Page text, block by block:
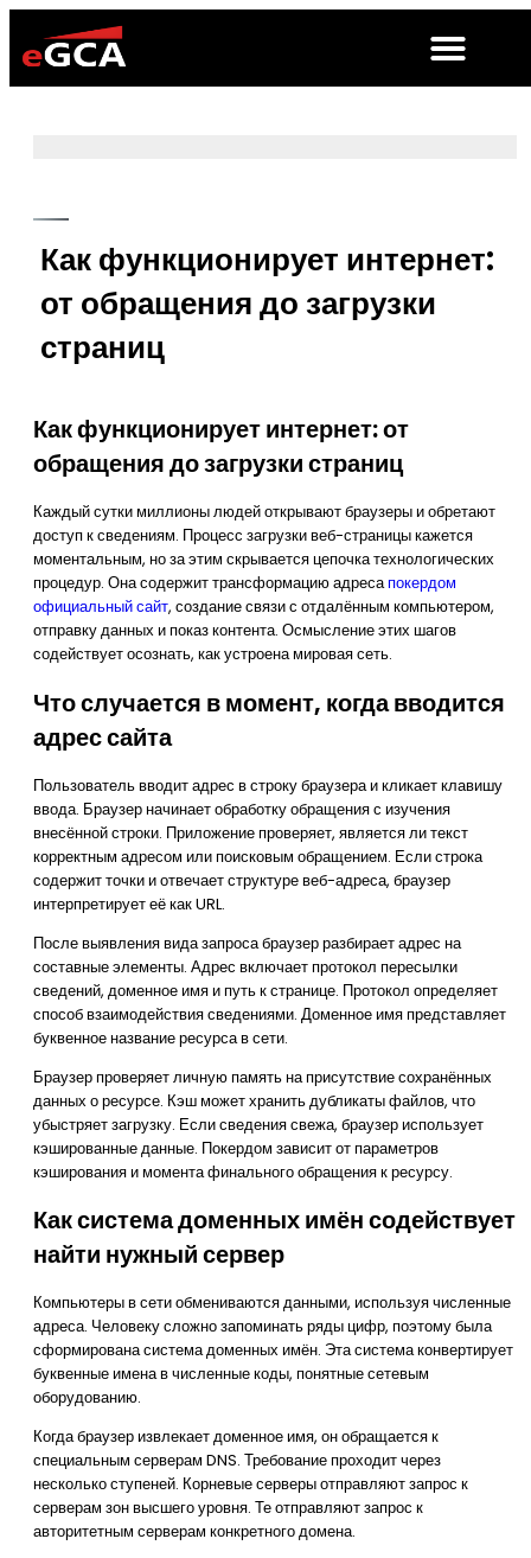
Как функционирует интернет:
от обращения до загрузки
страниц
Как функционирует интернет: от
обращения до загрузки страниц
Каждый сутки миллионы людей открывают браузеры и обретают
доступ к сведениям. Процесс загрузки веб-страницы кажется
моментальным, но за этим скрывается цепочка технологических
процедур. Она содержит трансформацию адресапокердом
официальный сайт, создание связи с отдалённым компьютером,
отправку данных и показ контента. Осмысление этих шагов
содействует осознать, как устроена мировая сеть.
Что случается в момент, когда вводится
адрес сайта
Пользователь вводит адрес в строку браузера и кликает клавишу
ввода. Браузер начинает обработку обращения с изучения
внесённой строки. Приложение проверяет, является ли текст
корректным адресом или поисковым обращением. Если строка
содержит точки и отвечает структуре веб-адреса, браузер
интерпретирует её как URL.
После выявления вида запроса браузер разбирает адрес на
составные элементы. Адрес включает протокол пересылки
сведений, доменное имя и путь к странице. Протокол определяет
способ взаимодействия сведениями. Доменное имя представляет
буквенное название ресурса в сети.
Браузер проверяет личную память на присутствие сохранённых
данных о ресурсе. Кэш может хранить дубликаты файлов, что
убыстряет загрузку. Если сведения свежа, браузер использует
кэшированные данные. Покердом зависит от параметров
кэширования и момента финального обращения к ресурсу.
Как система доменных имён содействует
найти нужный сервер
Компьютеры в сети обмениваются данными, используя численные
адреса. Человеку сложно запоминать ряды цифр, поэтому была
сформирована система доменных имён. Эта система конвертирует
буквенные имена в численные коды, понятные сетевым
оборудованию.
Когда браузер извлекает доменное имя, он обращается к
специальным серверам DNS. Требование проходит через
несколько ступеней. Корневые серверы отправляют запрос к
серверам зон высшего уровня. Те отправляют запрос к
авторитетным серверам конкретного домена.